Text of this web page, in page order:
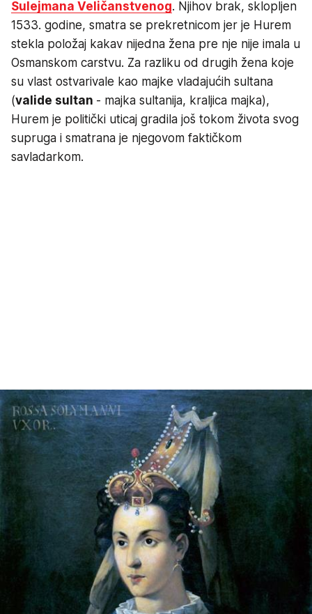
Sulejmana Veličanstvenog. Njihov brak, sklopljen
1533. godine, smatra se prekretnicom jer je Hurem
stekla položaj kakav nijedna žena pre nje nije imala u
Osmanskom carstvu. Za razliku od drugih žena koje
su vlast ostvarivale kao majke vladajućih sultana
(valide sultan - majka sultanija, kraljica majka),
Hurem je politički uticaj gradila još tokom života svog
supruga i smatrana je njegovom faktičkom
savladarkom.